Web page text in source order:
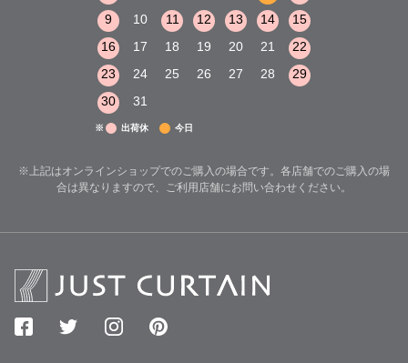
9
10 11 12 13 14
15
16
17 18 19 20 21
22
23
24 25 26 27 28
29
30
31
※ 出荷休 今日
※上記はオンラインショップでのご購入の場合です。各店舗でのご購入の場
合は異なりますので、ご利用店舗にお問い合わせください。